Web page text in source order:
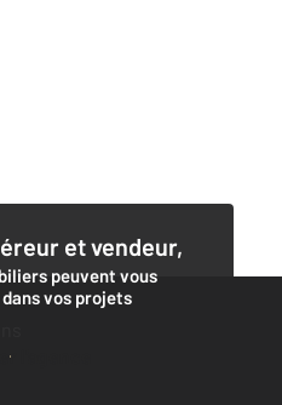
et vendeur,
peuvent vous
vos projets
l'agence